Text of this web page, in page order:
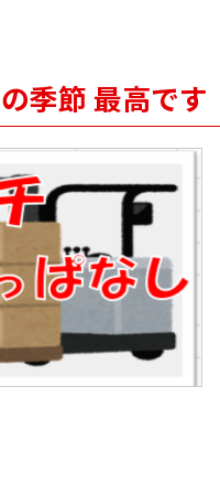
の季節 最高で